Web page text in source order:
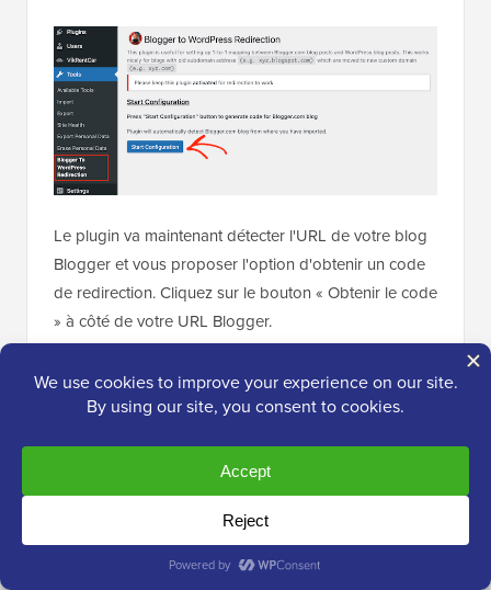
Le plugin va maintenant détecter l'URL de votre blog
Blogger et vous proposer l'option d'obtenir un code
de redirection. Cliquez sur le bouton « Obtenir le code
» à côté de votre URL Blogger.
Il va maintenant générer un extrait de code que vous
devrez utiliser pour rediriger correctement les
nouveau site WordPress.
Ensuite, vous devez vous connecter à votre tableau
de bord Blogger et aller à la page « Thèmes ».
Cliquez sur la flèche déroulante du bouton «